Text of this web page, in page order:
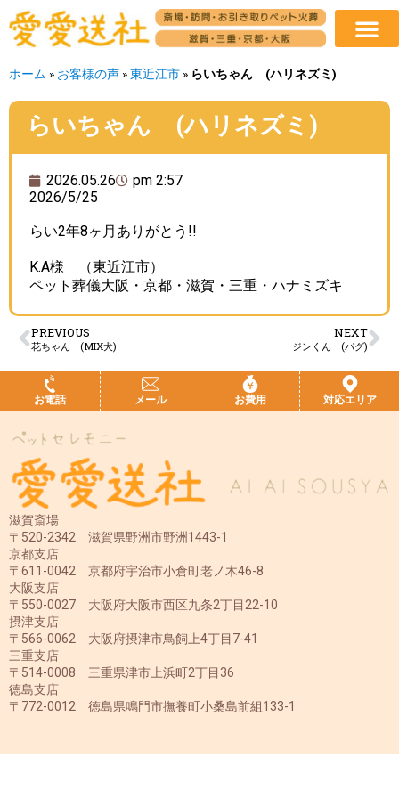
ホーム » お客様の声 »東近江市 » らいちゃん (ハリネズミ)
らいちゃん (ハリネズミ)
2026.05.26
pm 2:57
2026/5/25
らい2年8ヶ月ありがとう!!
K.A様 （東近江市）
ペット葬儀大阪・京都・滋賀・三重・ハナミズキ
PREVIOUS
花ちゃん (MIX犬)
NEXT
ジンくん (パグ)
お電話 メール お費用 対応エリア
滋賀斎場
〒520-2342 滋賀県野洲市野洲1443-1
京都支店
〒611-0042 京都府宇治市小倉町老ノ木46-8
大阪支店
〒550-0027 大阪府大阪市西区九条2丁目22-10
摂津支店
〒566-0062 大阪府摂津市鳥飼上4丁目7-41
三重支店
〒514-0008 三重県津市上浜町2丁目36
徳島支店
〒772-0012 徳島県鳴門市撫養町小桑島前組133-1